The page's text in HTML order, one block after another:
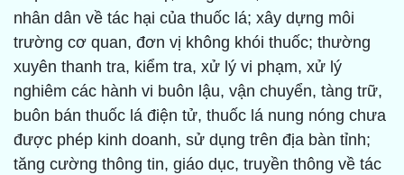
nhân dân về tác hại của thuốc lá; xây dựng môi
trường cơ quan, đơn vị không khói thuốc; thường
xuyên thanh tra, kiểm tra, xử lý vi phạm, xử lý
nghiêm các hành vi buôn lậu, vận chuyển, tàng trữ,
buôn bán thuốc lá điện tử, thuốc lá nung nóng chưa
được phép kinh doanh, sử dụng trên địa bàn tỉnh;
tăng cường thông tin, giáo dục, truyền thông về tác